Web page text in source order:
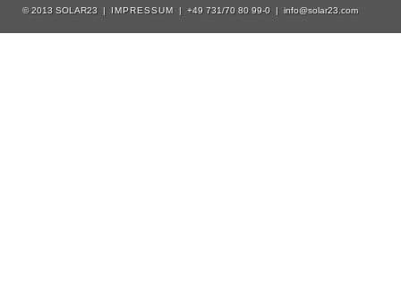
© 2013 SOLAR23 | IMPRESSUM | +49 731/70 80 99-0 | info@solar23.com